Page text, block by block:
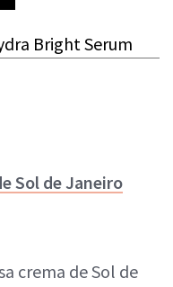
Sol de Janeiro
crema de Sol de